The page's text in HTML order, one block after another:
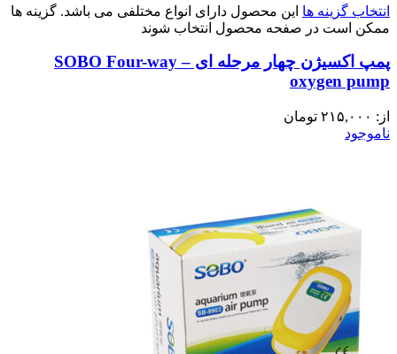
انتخاب گزینه ها این محصول دارای انواع مختلفی می باشد. گزینه ها
ممکن است در صفحه محصول انتخاب شوند
پمپ اکسیژن چهار مرحله ای – SOBO Four-way
oxygen pump
از: ۲۱۵,۰۰۰ تومان
ناموجود